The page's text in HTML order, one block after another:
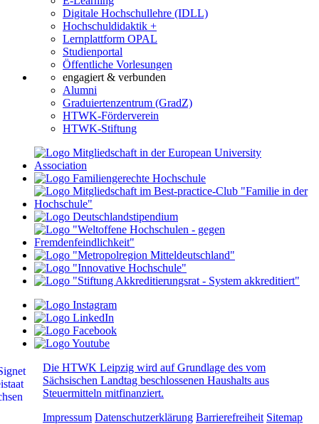
Digitale Hochschullehre (IDLL)
Hochschuldidaktik +
Lernplattform OPAL
Studienportal
Öffentliche Vorlesungen
engagiert & verbunden
Alumni
Graduiertenzentrum (GradZ)
HTWK-Förderverein
HTWK-Stiftung
Die HTWK Leipzig wird auf Grundlage des vom
Sächsischen Landtag beschlossenen Haushalts aus
Steuermitteln mitfinanziert.
Impressum Datenschutzerklärung Barrierefreiheit Sitemap